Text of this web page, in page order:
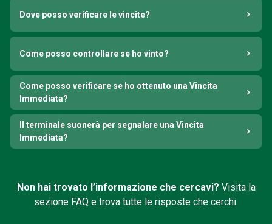
Dove posso verificare le vincite?
Come posso controllare se ho vinto?
Come posso verificare se ho ottenuto una Vincita
Immediata?
Il terminale suonerà per segnalare una Vincita
Immediata?
Non hai trovato l’informazione che cercavi? Visita la
sezione FAQ e trova tutte le risposte che cerchi.